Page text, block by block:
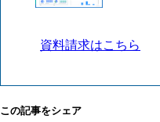
資料請求はこちら
この記事をシェア